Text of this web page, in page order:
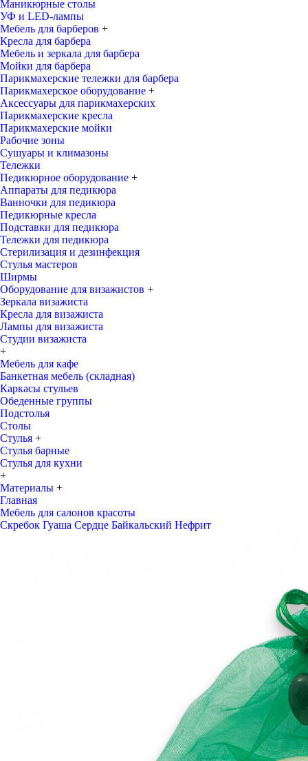
Маникюрные столы
УФ и LED-лампы
Мебель для барберов +
Кресла для барбера
Мебель и зеркала для барбера
Мойки для барбера
Парикмахерские тележки для барбера
Парикмахерское оборудование +
Аксессуары для парикмахерских
Парикмахерские кресла
Парикмахерские мойки
Рабочие зоны
Сушуары и климазоны
Тележки
Педикюрное оборудование +
Аппараты для педикюра
Ванночки для педикюра
Педикюрные кресла
Подставки для педикюра
Тележки для педикюра
Стерилизация и дезинфекция
Стулья мастеров
Ширмы
Оборудование для визажистов +
Зеркала визажиста
Кресла для визажиста
Лампы для визажиста
Студии визажиста
+
Мебель для кафе
Банкетная мебель (складная)
Каркасы стульев
Обеденные группы
Подстолья
Столы
Стулья +
Стулья барные
Стулья для кухни
+
Материалы +
Главная
Мебель для салонов красоты
Скребок Гуаша Сердце Байкальский Нефрит